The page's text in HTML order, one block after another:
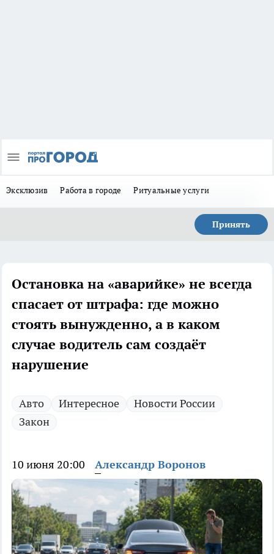
Эксклюзив Работа в городе Ритуальные услуги
Принять
Остановка на «аварийке» не всегда
спасает от штрафа: где можно
стоять вынужденно, а в каком
случае водитель сам создаёт
нарушение
Авто Интересное
Новости России
Закон
10 июня 20:00 Александр Воронов